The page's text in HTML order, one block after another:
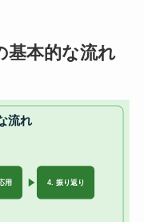
基本的な流れ